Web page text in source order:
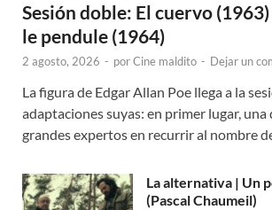
Sesión doble: El cuervo
le pendule (1964)
2 agosto, 2026 - porCine maldito - Dejar un
La figura de Edgar Allan Poe llega a la
adaptaciones suyas: en primer lugar, una
grandes expertos en recurrir al nombre
La alternativa | Un
(Pascal Chaumeil)